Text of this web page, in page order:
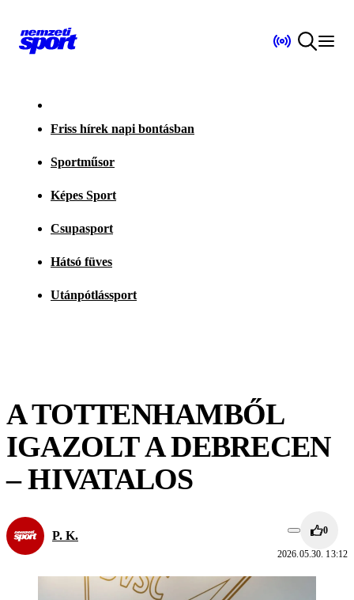
Friss hírek napi bontásban
Sportműsor
Képes Sport
Csupasport
Hátsó füves
Utánpótlássport
A TOTTENHAMBŐL
IGAZOLT A DEBRECEN
– HIVATALOS
P. K. 0
2026.05.30. 13:12